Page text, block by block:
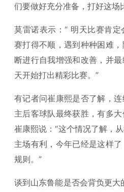
们要做好充分准备，打好这场
莫雷诺表示：“ 明天比赛肯
赛打得不顺，遇到种种困难
断进行自我增强和改善，并
天开始打出精彩比赛。”
有记者问崔康熙是否了解，
主后客球队最终获胜，有多
崔康熙说：“这个情况了解，
主场有利，今年已经是这样
规则。”
谈到山东鲁能是否会背负更大